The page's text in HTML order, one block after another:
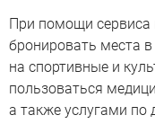
При помощи сервиса
бронировать места
на спортивные и
пользоваться
а также услугами по